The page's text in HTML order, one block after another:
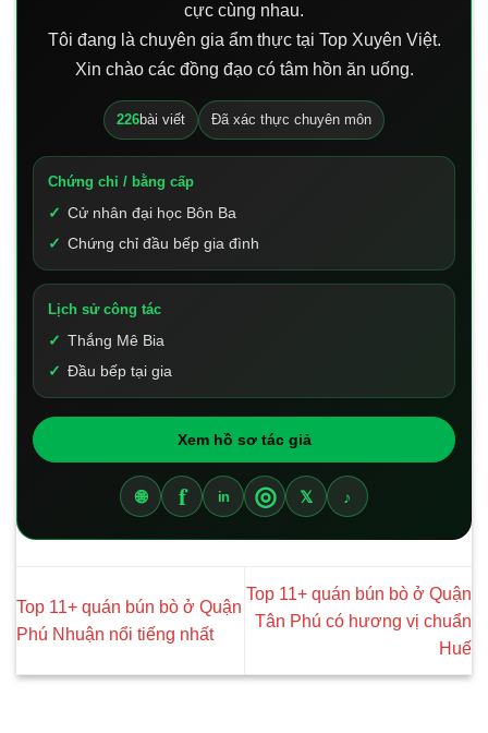
cực cùng nhau.
Tôi đang là chuyên gia ẩm thực tại Top Xuyên Việt.
Xin chào các đồng đạo có tâm hồn ăn uống.
226bài viết Đã xác thực chuyên môn
Chứng chỉ / bằng cấp
Cử nhân đại học Bôn Ba
Chứng chỉ đầu bếp gia đình
Lịch sử công tác
Thắng Mê Bia
Đầu bếp tại gia
Xem hồ sơ tác giả
🌐 f in ◎ 𝕏 ♪
Top 11+ quán bún bò ở Quận
Phú Nhuận nổi tiếng nhất
Top 11+ quán bún bò ở Quận
Tân Phú có hương vị chuẩn
Huế